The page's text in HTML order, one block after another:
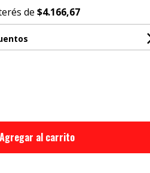
de $4.166,67
Agregar al carrito